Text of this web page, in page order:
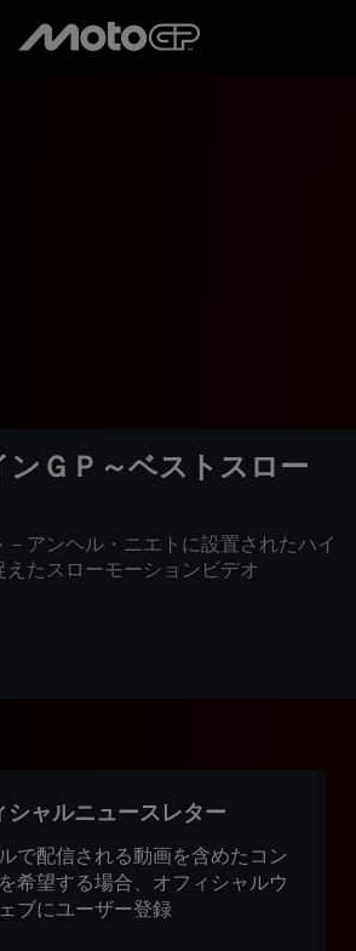
ンＧＰ～ベストスロー
アンヘル・ニエトに設置されたハイ
えたスローモーションビデオ
シャルニュースレター
で配信される動画を含めたコン
希望する場合、オフィシャルウ
ェブにユーザー登録